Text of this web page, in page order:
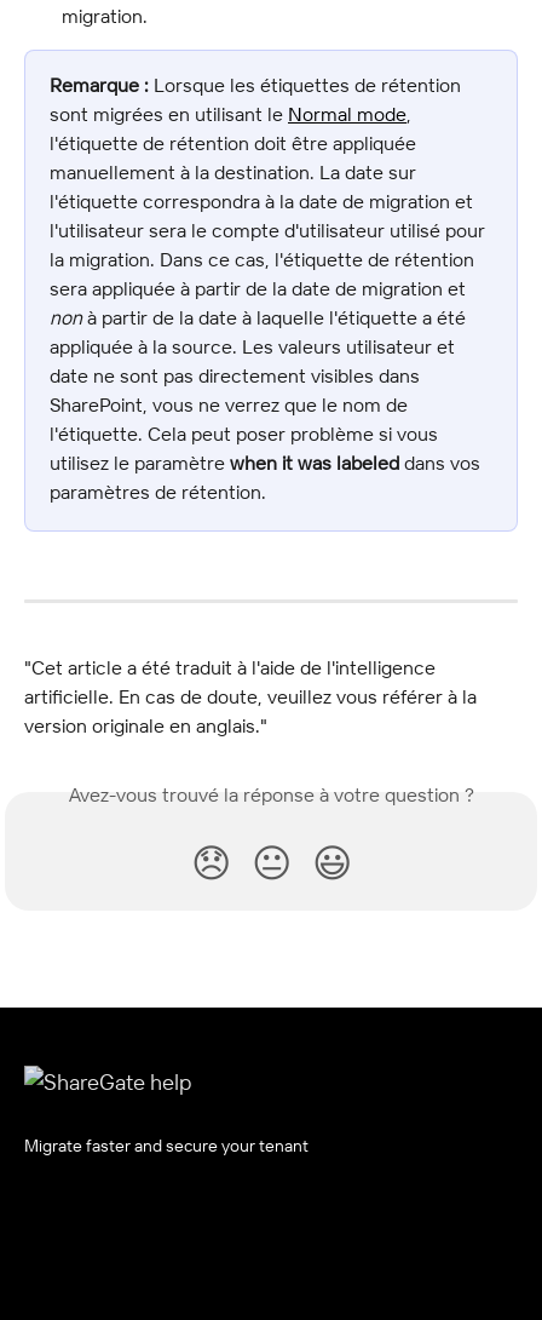
migration.
Remarque : Lorsque les étiquettes de rétention
sont migrées en utilisant le Normal mode
l'étiquette de rétention doit être appliquée
manuellement à la destination. La date sur
l'étiquette correspondra à la date de migration et
l'utilisateur sera le compte d'utilisateur utilisé pour
la migration. Dans ce cas, l'étiquette de rétention
sera appliquée à partir de la date de migration et
non à partir de la date à laquelle l'étiquette a été
appliquée à la source. Les valeurs utilisateur et
date ne sont pas directement visibles dans
SharePoint, vous ne verrez que le nom de
l'étiquette. Cela peut poser problème si vous
utilisez le paramètre when it was labeled dans vos
paramètres de rétention.
"Cet article a été traduit à l'aide de l'intelligence
artificielle. En cas de doute, veuillez vous référer à la
version originale en anglais."
Avez-vous trouvé la réponse à votre question ?
😞 😐 😃
Migrate faster and secure your tenant